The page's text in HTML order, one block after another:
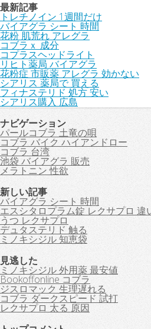
最新記事
トレチノイン 1週間だけ
バイアグラ シート 時間
花粉 肌荒れ アレグラ
コブラｘ 成分
コプラスヘッドライト
リヒト薬局 バイアグラ
花粉症 市販薬 アレグラ 効かない
シアリス 薬局で 買える
フィナステリド 処方 安い
シアリス購入 広島
ナビゲーション
パールコブラ 土竜の唄
コブラ バイク ハイアンドロー
コブラ 台湾
池袋 バイアグラ 販売
メラトニン 性欲
新しい記事
バイアグラ シート 時間
エスシタロプラム錠 レクサプロ 違
うつ レクサプロ
デュタステリド 触る
ミノキシジル 知恵袋
見逃した
ミノキシジル 外用薬 最安値
Bookoffonline コブラ
ジスロマック 生理遅れる
コブラ ダークスピード 試打
レクサプロ 太る 原因